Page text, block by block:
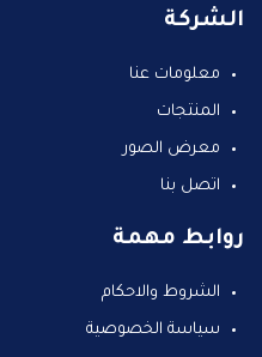
الشركة
معلومات عنا
المنتجات
معرض الصور
اتصل بنا
روابط مهمة
الشروط والاحكام
سياسة الخصوصية